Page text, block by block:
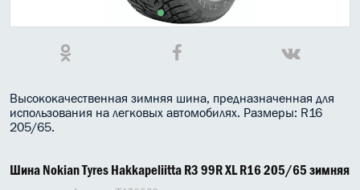
АНТИФРИЗЫ СПЕЦЖИДКОСТИ
ПРИСАДКИ АВТОХИМИЯ
АВТО КОСМЕТИКА
МОТО МАСЛА
ВСЕ БРЕНДЫ
Высококачественная зимняя шина, предназначенная для
использования на легковых автомобилях. Размеры: R16
205/65.
Шина Nokian Tyres Hakkapeliitta R3 99R XL R16 205/65 зимняя